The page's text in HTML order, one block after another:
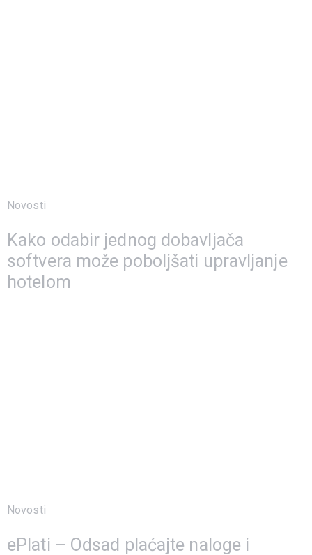
Novosti
Kako odabir jednog dobavljača
softvera može poboljšati upravljanje
hotelom
Novosti
ePlati – Odsad plaćajte naloge i